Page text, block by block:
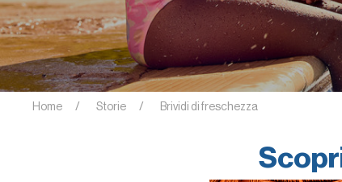
Home Storie Brividi di freschezza